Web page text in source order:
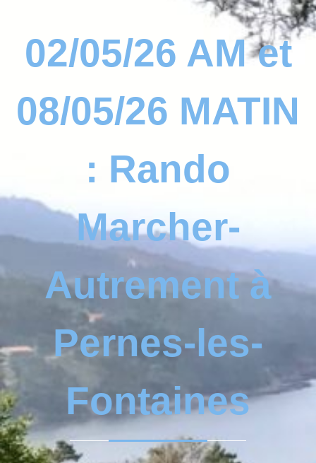
02/05/26 AM et
08/05/26 MATIN
: Rando
Marcher-
Autrement à
Pernes-les-
Fontaines